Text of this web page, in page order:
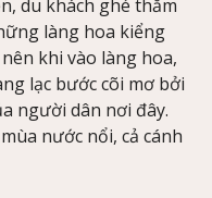
du khách ghé thăm
làng hoa kiểng
khi vào làng hoa,
lạc bước cõi mơ bởi
người dân nơi đây.
nước nổi, cả cánh